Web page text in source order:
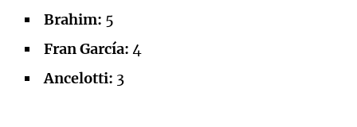
Brahim: 5
Fran García: 4
Ancelotti: 3